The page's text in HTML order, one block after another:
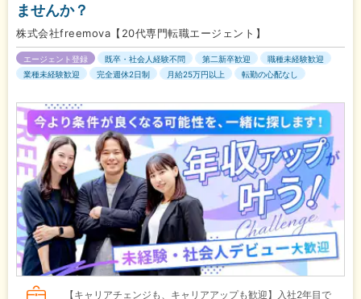
ませんか？
株式会社freemova【20代専門転職エージェント】
エージェント登録 既卒・社会人経験不問 第二新卒歓迎
職種未経験歓迎
業種未経験歓迎
完全週休2日制 月給25万円以上 転勤の心配なし
【キャリアチェンジも、キャリアアップも歓迎】入社2年目で